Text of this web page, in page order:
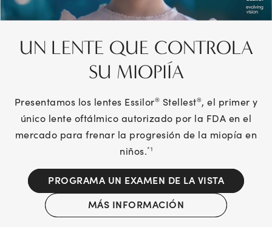
UN LENTE QUE CONTROLA
SU MIOPIÍA
Presentamos los lentes Essilor® Stellest®, el primer y
único lente oftálmico autorizado por la FDA en el
mercado para frenar la progresión de la miopía en
niños.*1
PROGRAMA UN EXAMEN DE LA VISTA
MÁS INFORMACIÓN